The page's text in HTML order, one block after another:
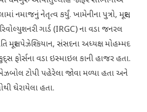
નમાજનું નેતૃત્વ કર્યું. ખામેનીના પુત્રો, મસૂદ,
ગાર્ડ (IRGC) ના વડા જનરલ
મસૂદ પેઝેશ્કિયાન, સંસદના અધ્યક્ષ મોહમ્મદ
ફોર્સના વડા ઇસ્માઇલ કાની હાજર હતા.
ટોપી પહેરેલા જોવા મળ્યા હતા અને
ઘેરાયેલા હતા.